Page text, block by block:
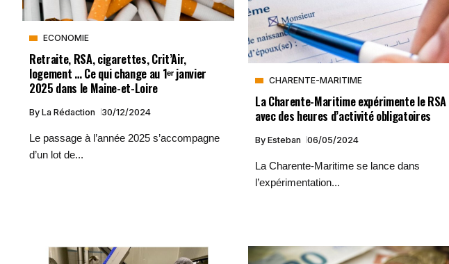
ECONOMIE
Retraite, RSA, cigarettes, Crit’Air,
logement … Ce qui change au 1ᵉʳ janvier
2025 dans le Maine-et-Loire
By La Rédaction 30/12/2024
Le passage à l’année 2025 s’accompagne
d’un lot de...
CHARENTE-MARITIME
La Charente-Maritime expérimente le RSA
avec des heures d’activité obligatoires
By Esteban 06/05/2024
La Charente-Maritime se lance dans
l’expérimentation...